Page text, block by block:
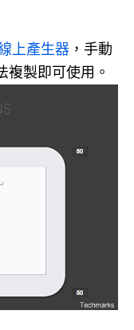
上產生器 ，手動
複製即可使用。